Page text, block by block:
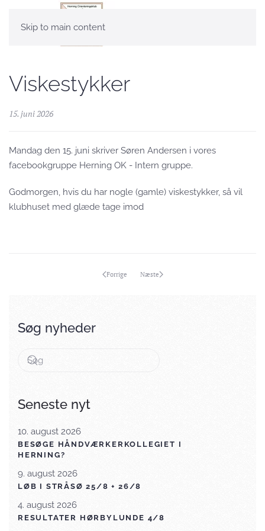
Skip to main content
Viskestykker
15. juni 2026
Mandag den 15. juni skriver Søren Andersen i vores
facebookgruppe Herning OK - Intern gruppe.
Godmorgen, hvis du har nogle (gamle) viskestykker, så vil
klubhuset med glæde tage imod
Forrige Næste
Søg nyheder
Seneste nyt
10. august 2026
BESØGE HÅNDVÆRKERKOLLEGIET I
HERNING?
9. august 2026
LØB I STRÅSØ 25/8 + 26/8
4. august 2026
RESULTATER HØRBYLUNDE 4/8